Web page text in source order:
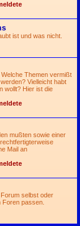
ist und was nicht.
Themen vermißt
Vielleicht habt
wollt? Hier ist die
mußten sowie einer
Mail an
selbst oder
passen.